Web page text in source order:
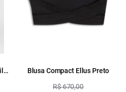
Blusa Compact Ellus Preto
R$ 670,00